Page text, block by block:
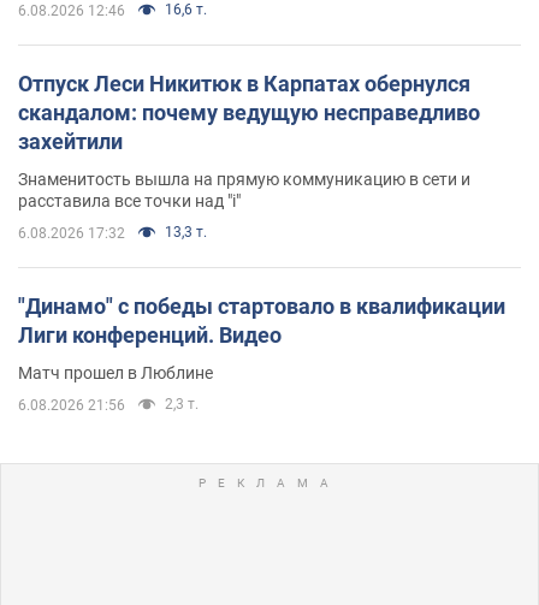
6.08.2026 12:46 16,6 т.
Отпуск Леси Никитюк в Карпатах обернулся
скандалом: почему ведущую несправедливо
захейтили
Знаменитость вышла на прямую коммуникацию в сети и
расставила все точки над "i"
6.08.2026 17:32 13,3 т.
"Динамо" с победы стартовало в квалификации
Лиги конференций. Видео
Матч прошел в Люблине
6.08.2026 21:56 2,3 т.